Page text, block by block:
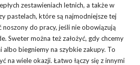
zestawieniach letnich, a także w
pastelach, które są najmodniejsze tej
noszony do pracy, jeśli nie obowiązują
Sweter można też założyć, gdy chcemy
albo biegniemy na szybkie zakupy. To
na wiele okazji. Łatwo łączy się z innymi